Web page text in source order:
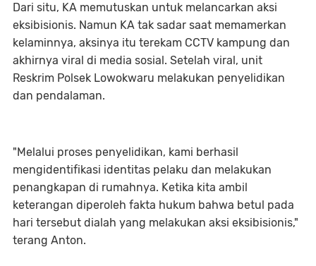
Dari situ, KA memutuskan untuk melancarkan aksi
eksibisionis. Namun KA tak sadar saat memamerkan
kelaminnya, aksinya itu terekam CCTV kampung dan
akhirnya viral di media sosial. Setelah viral, unit
Reskrim Polsek Lowokwaru melakukan penyelidikan
dan pendalaman.
"Melalui proses penyelidikan, kami berhasil
mengidentifikasi identitas pelaku dan melakukan
penangkapan di rumahnya. Ketika kita ambil
keterangan diperoleh fakta hukum bahwa betul pada
hari tersebut dialah yang melakukan aksi eksibisionis,"
terang Anton.